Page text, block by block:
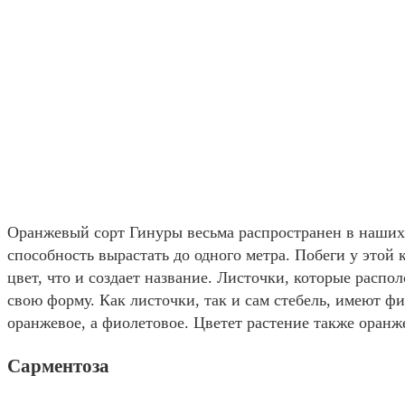
Оранжевый сорт Гинуры весьма распространен в
способность вырастать до одного метра. Побеги у
цвет, что и создает название. Листочки, которые
свою форму. Как листочки, так и сам стебель, имеют
оранжевое, а фиолетовое. Цветет растение также
Сарментоза